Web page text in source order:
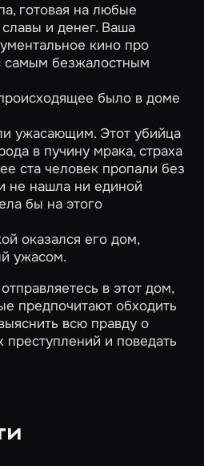
готовая на любые
и денег. Ваша
кино про
самым безжалостным
было в доме
ужасающим. Этот убийца
в пучину мрака, страха
ста человек пропали без
не нашла ни единой
бы на этого
оказался его дом,
ужасом.
в этот дом,
предпочитают обходить
всю правду о
и поведать